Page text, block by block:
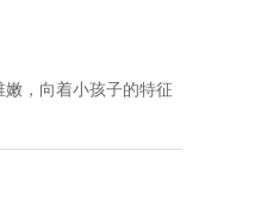
，向着小孩子的特征